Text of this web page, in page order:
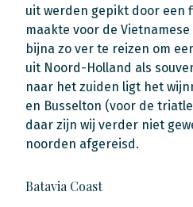
uit werden gepikt door een
maakte voor de
bijna zo ver te reizen om
uit Noord-Holland als
naar het zuiden ligt het
en Busselton (voor de
daar zijn wij verder niet
noorden afgereisd.
Batavia Coast